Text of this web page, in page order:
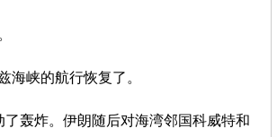
海峡的航行恢复了。
轰炸。伊朗随后对海湾邻国科威特和